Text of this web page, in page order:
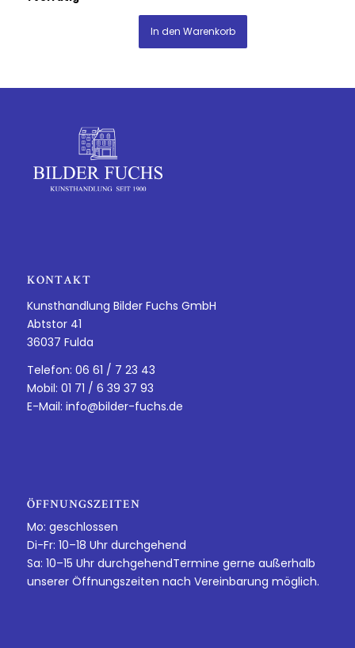
In den Warenkorb
KONTAKT
Kunsthandlung Bilder Fuchs GmbH
Abtstor 41
36037 Fulda
Telefon: 06 61 / 7 23 43
Mobil: 01 71 / 6 39 37 93
E-Mail: info@bilder-fuchs.de
ÖFFNUNGSZEITEN
Mo: geschlossen
Di-Fr: 10–18 Uhr durchgehend
Sa: 10–15 Uhr durchgehendTermine gerne außerhalb
unserer Öffnungszeiten nach Vereinbarung möglich.